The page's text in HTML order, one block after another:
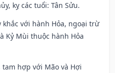
kỵ các tuổi: Tân Sửu.
với hành Hỏa, ngoại trừ
Kỷ Mùi thuộc hành Hỏa
hợp với Mão và Hợi